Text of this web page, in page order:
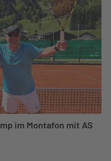
im Montafon mit AS